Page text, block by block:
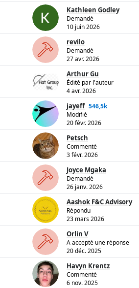
Kathleen Godley
Demandé
10 juin 2026
revilo
Demandé
27 avr. 2026
Arthur Gu
Édité par l'auteur
4 avr. 2026
jayeff 546,5k
Modifié
20 févr. 2026
Petsch
Commenté
3 févr. 2026
Joyce Mgaka
Demandé
26 janv. 2026
Aashok F&C Advisory
Répondu
23 mars 2026
Orlin V
A accepté une réponse
20 déc. 2025
Havyn Krentz
Commenté
6 nov. 2025